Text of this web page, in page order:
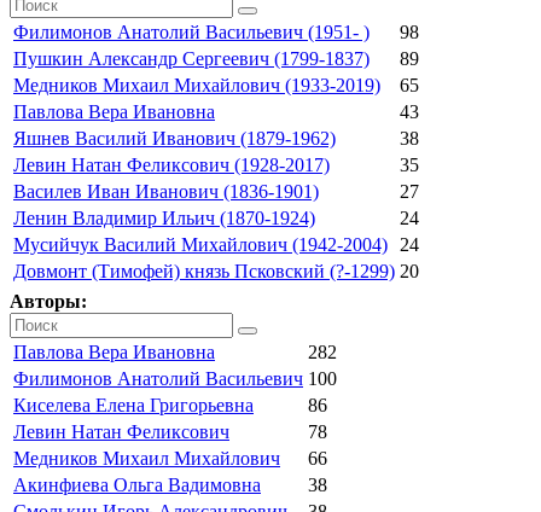
Филимонов Анатолий Васильевич (1951- )
98
Пушкин Александр Сергеевич (1799-1837)
89
Медников Михаил Михайлович (1933-2019)
65
Павлова Вера Ивановна
43
Яшнев Василий Иванович (1879-1962)
38
Левин Натан Феликсович (1928-2017)
35
Василев Иван Иванович (1836-1901)
27
Ленин Владимир Ильич (1870-1924)
24
Мусийчук Василий Михайлович (1942-2004)
24
Довмонт (Тимофей) князь Псковский (?-1299) 20
Авторы:
Павлова Вера Ивановна
282
Филимонов Анатолий Васильевич 100
Киселева Елена Григорьевна
86
Левин Натан Феликсович
78
Медников Михаил Михайлович
66
Акинфиева Ольга Вадимовна
38